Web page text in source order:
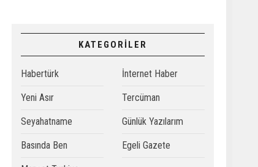
KATEGORİLER
Habertürk İnternet Haber
Yeni Asır Tercüman
Seyahatname Günlük Yazılarım
Basında Ben Egeli Gazete